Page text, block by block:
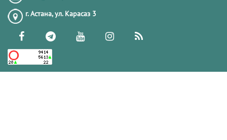
г. Астана, ул. Карасаз 3